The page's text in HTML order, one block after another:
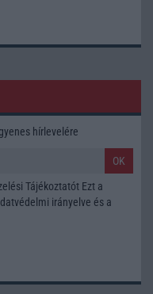
hírlevelére
OK
Tájékoztatót Ezt a
irányelve és a